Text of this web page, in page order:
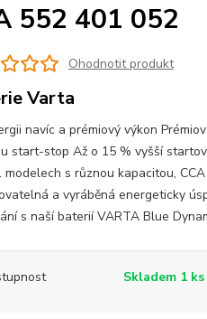
552 401 052
Ohodnotit produkt
Varta
navíc a prémiový výkon
start-stop Až o 15 % vyšší
modelech s různou kapacitou,
a vyráběná energeticky
s naší baterií VARTA Blue
Skladem 1 ks